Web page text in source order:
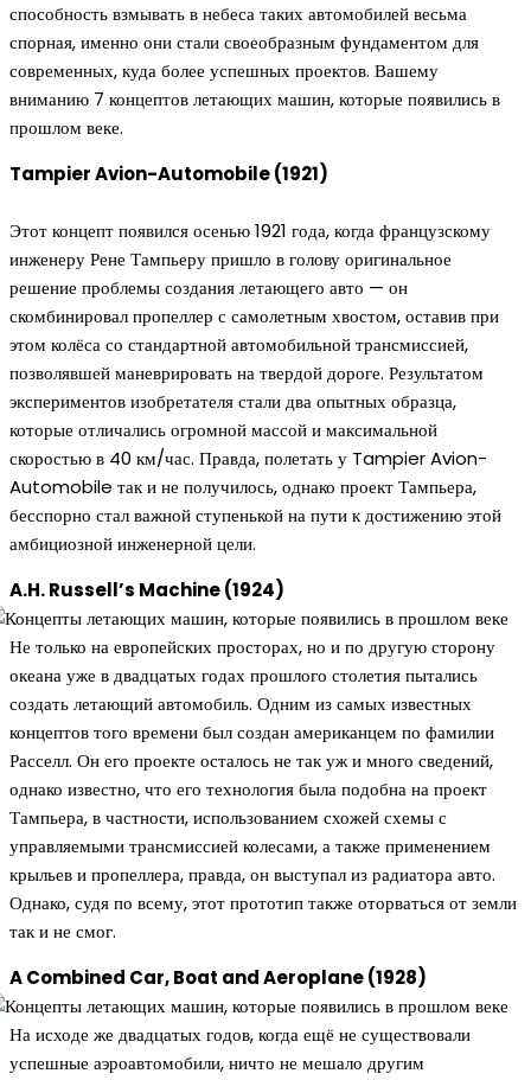
способность взмывать в небеса таких автомобилей весьма
спорная, именно они стали своеобразным фундаментом для
современных, куда более успешных проектов. Вашему
вниманию 7 концептов летающих машин, которые появились в
прошлом веке.
Tampier Avion-Automobile (1921)
Этот концепт появился осенью 1921 года, когда французскому
инженеру Рене Тампьеру пришло в голову оригинальное
решение проблемы создания летающего авто — он
скомбинировал пропеллер с самолетным хвостом, оставив при
этом колёса со стандартной автомобильной трансмиссией,
позволявшей маневрировать на твердой дороге. Результатом
экспериментов изобретателя стали два опытных образца,
которые отличались огромной массой и максимальной
скоростью в 40 км/час. Правда, полетать у Tampier Avion-
Automobile так и не получилось, однако проект Тампьера,
бесспорно стал важной ступенькой на пути к достижению этой
амбициозной инженерной цели.
A.H. Russell’s Machine (1924)
Не только на европейских просторах, но и по другую сторону
океана уже в двадцатых годах прошлого столетия пытались
создать летающий автомобиль. Одним из самых известных
концептов того времени был создан американцем по фамилии
Расселл. Он его проекте осталось не так уж и много сведений,
однако известно, что его технология была подобна на проект
Тампьера, в частности, использованием схожей схемы с
управляемыми трансмиссией колесами, а также применением
крыльев и пропеллера, правда, он выступал из радиатора авто.
Однако, судя по всему, этот прототип также оторваться от земли
так и не смог.
A Combined Car, Boat and Aeroplane (1928)
На исходе же двадцатых годов, когда ещё не существовали
успешные аэроавтомобили, ничто не мешало другим